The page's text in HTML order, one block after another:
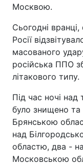
Москвою.
Сьогодні
Росії
масованого
російська ППО
літакового типу.
Під час ночі над
було знищено та
Брянською
над
областю, два -
Московською